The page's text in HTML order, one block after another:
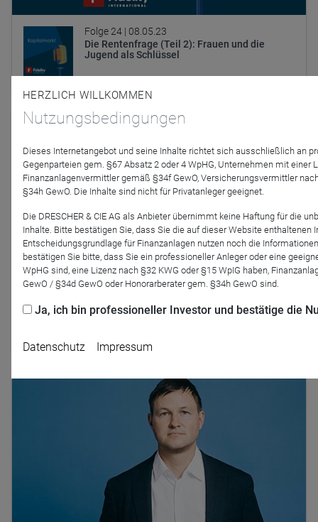
Folge 24 | 08.05.23
Die Rentenfrage (Teil 2): Frauen und die
Jugend als Schlüssel
AD-HOC | BCA und BfV Vorstand Dr. Frank
Ulbricht im Gespräch mit Moderator Björn
HERZLICH WILLKOMMEN
Nutzungsbedingungen
Dieses Internetangebot und seine Inhalte richtet sich ausschließlich an
Gegenparteien gem. §67 Absatz 2 oder 4 WpHG, Unternehmen mit einer
Finanzanlagenvermittler gemäß §34f GewO, Versicherungsvermittler
§34h GewO. Die Inhalte sind nicht für Privatanleger geeignet.
Die DRESCHER & CIE AG als Anbieter übernimmt keine Haftung für die
Inhalte. Bitte bestätigen Sie, dass Sie die auf dieser Website enthaltenen
Entscheidungsgrundlage für Finanzanlagen nutzen noch die
bestätigen Sie bitte, dass Sie ein professioneller Anleger oder eine
WpHG sind, eine Lizenz nach §32 KWG oder §15 WpIG haben,
GewO / §34d GewO oder Honorarberater gem. §34h GewO sind.
Ja, ich bin professioneller Investor und bestätige die
Datenschutz Impressum
D&C
1 Jahr